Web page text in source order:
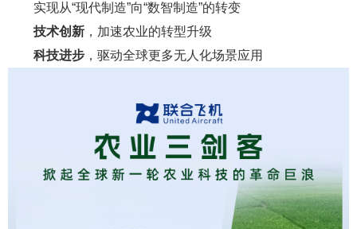
实现从“现代制造”向“数智制造”的转变
技术创新 ，加速农业的转型升级
科技进步 ，驱动全球更多无人化场景应用